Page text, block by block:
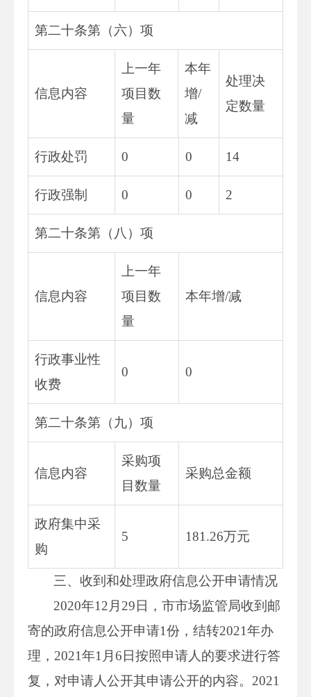
第二十条第（六）项
信息内容
上一年
项目数
量
本年
增/
减
处理决
定数量
行政处罚 0 0 14
行政强制 0 0 2
第二十条第（八）项
信息内容
上一年
项目数
量
本年增/减
行政事业性
收费
0 0
第二十条第（九）项
信息内容
采购项
目数量
采购总金额
政府集中采
购
5 181.26万元
三、收到和处理政府信息公开申请情况
2020年12月29日，市市场监管局收到邮
寄的政府信息公开申请1份，结转2021年办
理，2021年1月6日按照申请人的要求进行答
复，对申请人公开其申请公开的内容。2021